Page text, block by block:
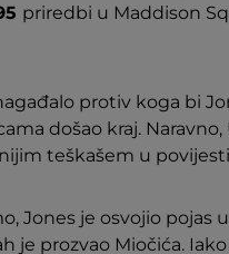
priredbi u Maddison
protiv koga bi
došao kraj.
teškašem u
Jones je osvojio pojas
je prozvao Miočića.